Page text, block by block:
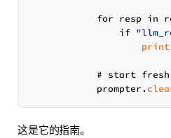
for resp in
                if
print
# start fresh
            prompter.
这是它的指南。